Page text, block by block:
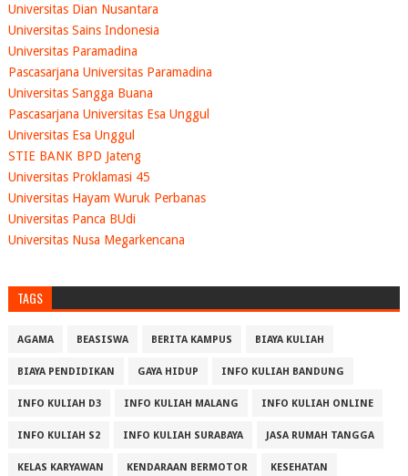
Universitas Dian Nusantara
Universitas Sains Indonesia
Universitas Paramadina
Pascasarjana Universitas Paramadina
Universitas Sangga Buana
Pascasarjana Universitas Esa Unggul
Universitas Esa Unggul
STIE BANK BPD Jateng
Universitas Proklamasi 45
Universitas Hayam Wuruk Perbanas
Universitas Panca BUdi
Universitas Nusa Megarkencana
TAGS
AGAMA BEASISWA BERITA KAMPUS BIAYA KULIAH
BIAYA PENDIDIKAN GAYA HIDUP INFO KULIAH BANDUNG
INFO KULIAH D3 INFO KULIAH MALANG INFO KULIAH ONLINE
INFO KULIAH S2 INFO KULIAH SURABAYA JASA RUMAH TANGGA
KELAS KARYAWAN KENDARAAN BERMOTOR KESEHATAN